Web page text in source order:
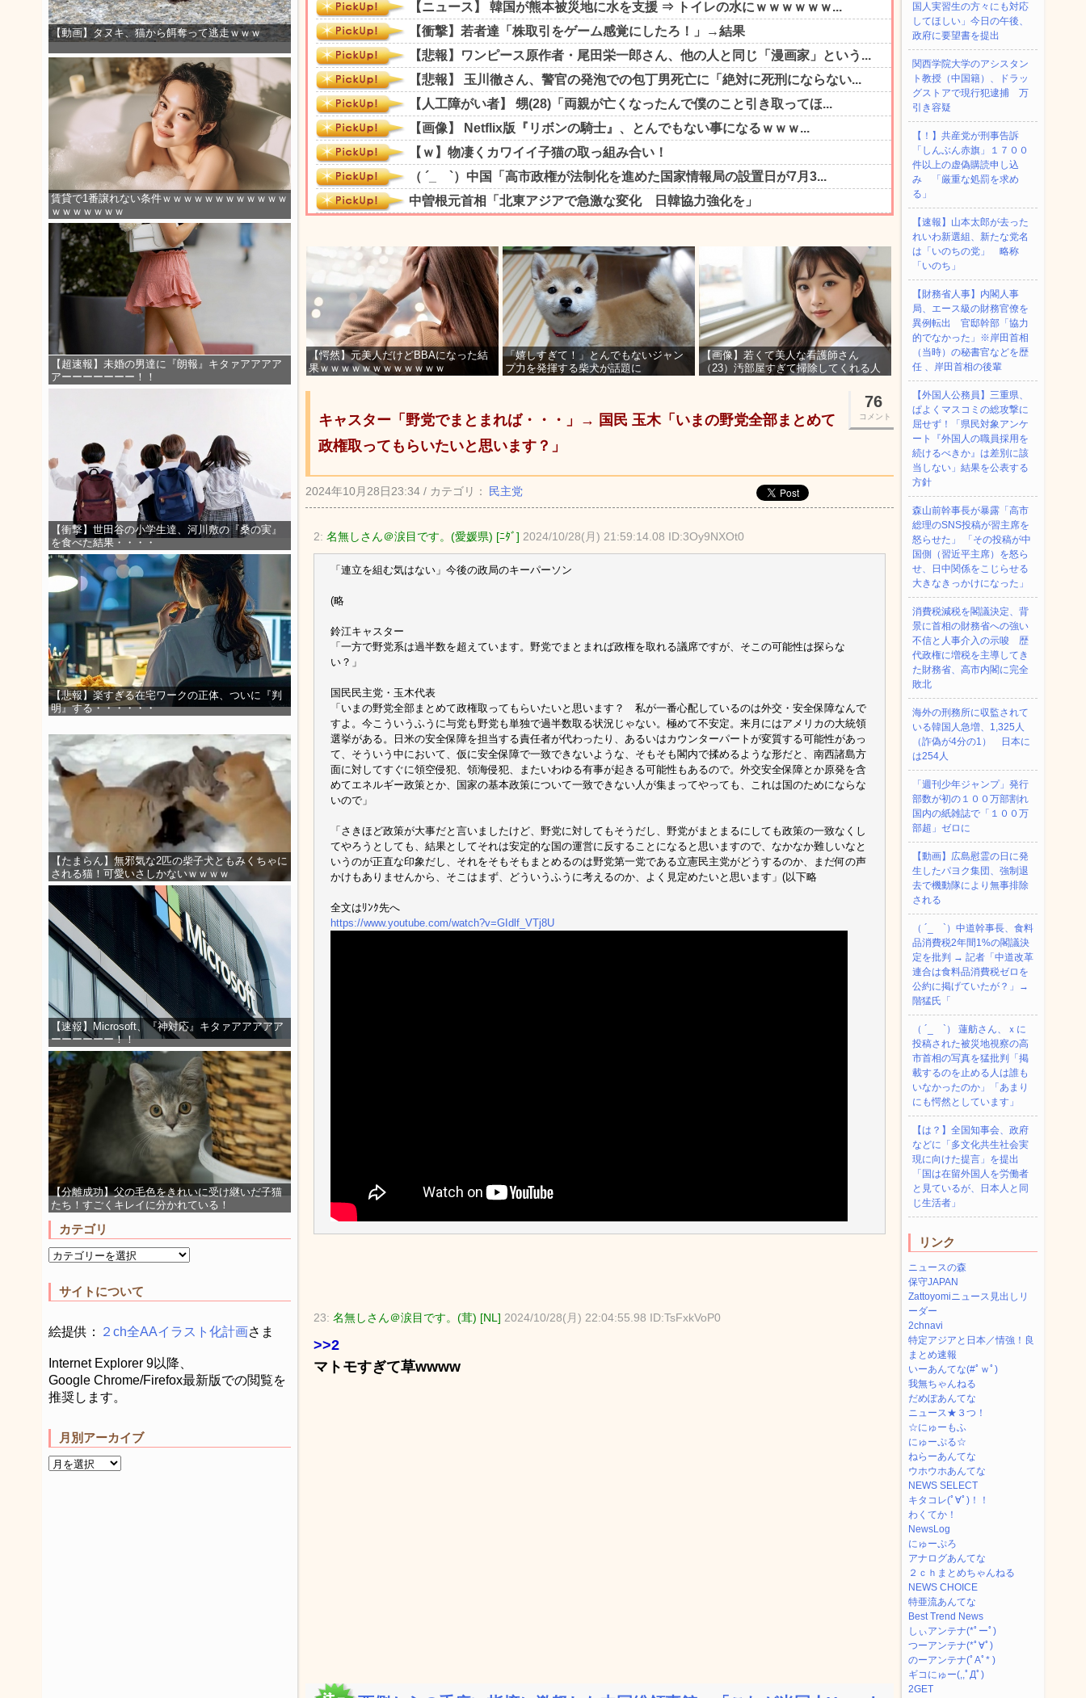
【動画】タヌキ、猫から餌奪って逃走ｗｗｗ
賃貸で1番譲れない条件ｗｗｗｗｗｗｗｗｗｗｗｗ
ｗｗｗｗｗｗｗ
【超速報】未婚の男達に『朗報』キタァアアアア
アーーーーーーー！！
【衝撃】世田谷の小学生達、河川敷の『桑の実』
を食べた結果・・・・
【悲報】楽すぎる在宅ワークの正体、ついに『判
明』する・・・・・・
【たまらん】無邪気な2匹の柴子犬ともみくちゃに
される猫！可愛いさしかないｗｗｗｗ
【速報】Microsoft、『神対応』キタァアアアアア
ーーーーーー！！
【分離成功】父の毛色をきれいに受け継いだ子猫
たち！すごくキレイに分かれている！
カテゴリ
サイトについて
絵提供： ２ch全AAイラスト化計画さま
Internet Explorer 9以降、
Google Chrome/Firefox最新版での閲覧を
推奨します。
月別アーカイブ
【愕然】元美人だけどBBAになった結
果ｗｗｗｗｗｗｗｗｗｗｗｗ
「嬉しすぎて！」とんでもないジャン
プ力を発揮する柴犬が話題に
【画像】若くて美人な看護師さん
（23）汚部屋すぎて掃除してくれる人
76
コメント
キャスター「野党でまとまれば・・・」→ 国民 玉木「いまの野党全部まとめて
政権取ってもらいたいと思います？」
2024年10月28日23:34 / カテゴリ： 民主党
2: 名無しさん＠涙目です。(愛媛県) [ﾆﾀﾞ] 2024/10/28(月) 21:59:14.08 ID:3Oy9NXOt0
「連立を組む気はない」今後の政局のキーパーソン
(略
鈴江キャスター
「一方で野党系は過半数を超えています。野党でまとまれば政権を取れる議席ですが、そこの可能性は探らな
い？」
国民民主党・玉木代表
「いまの野党全部まとめて政権取ってもらいたいと思います？ 私が一番心配しているのは外交・安全保障なんで
すよ。今こういうふうに与党も野党も単独で過半数取る状況じゃない。極めて不安定。来月にはアメリカの大統領
選挙がある。日米の安全保障を担当する責任者が代わったり、あるいはカウンターパートが変質する可能性があっ
て、そういう中において、仮に安全保障で一致できないような、そもそも閣内で揉めるような形だと、南西諸島方
面に対してすぐに領空侵犯、領海侵犯、またいわゆる有事が起きる可能性もあるので。外交安全保障とか原発を含
めてエネルギー政策とか、国家の基本政策について一致できない人が集まってやっても、これは国のためにならな
いので」
「さきほど政策が大事だと言いましたけど、野党に対してもそうだし、野党がまとまるにしても政策の一致なくし
てやろうとしても、結果としてそれは安定的な国の運営に反することになると思いますので、なかなか難しいなと
いうのが正直な印象だし、それをそもそもまとめるのは野党第一党である立憲民主党がどうするのか、まだ何の声
かけもありませんから、そこはまず、どういうふうに考えるのか、よく見定めたいと思います」(以下略
全文はﾘﾝｸ先へ
https://www.youtube.com/watch?v=GIdlf_VTj8U
23: 名無しさん＠涙目です。(茸) [NL] 2024/10/28(月) 22:04:55.98 ID:TsFxkVoP0
>>2
マトモすぎて草wwww
国人実習生の方々にも対応
してほしい」今日の午後、
政府に要望書を提出
関西学院大学のアシスタン
ト教授（中国籍）、ドラッ
グストアで現行犯逮捕 万
引き容疑
【！】共産党が刑事告訴
「しんぶん赤旗」１７００
件以上の虚偽購読申し込
み 「厳重な処罰を求め
る」
【速報】山本太郎が去った
れいわ新選組、新たな党名
は「いのちの党」 略称
「いのち」
【財務省人事】内閣人事
局、エース級の財務官僚を
異例転出 官邸幹部「協力
的でなかった」※岸田首相
（当時）の秘書官などを歴
任 、岸田首相の後輩
【外国人公務員】三重県、
ぱよくマスコミの総攻撃に
屈せず！「県民対象アンケ
ート『外国人の職員採用を
続けるべきか』は差別に該
当しない」結果を公表する
方針
森山前幹事長が暴露「高市
総理のSNS投稿が習主席を
怒らせた」 「その投稿が中
国側（習近平主席）を怒ら
せ、日中関係をこじらせる
大きなきっかけになった」
消費税減税を閣議決定、背
景に首相の財務省への強い
不信と人事介入の示唆 歴
代政権に増税を主導してき
た財務省、高市内閣に完全
敗北
海外の刑務所に収監されて
いる韓国人急増、1,325人
（詐偽が4分の1） 日本に
は254人
「週刊少年ジャンプ」発行
部数が初の１００万部割れ
国内の紙雑誌で「１００万
部超」ゼロに
【動画】広島慰霊の日に発
生したパヨク集団、強制退
去で機動隊により無事排除
される
（ ´_ゝ`）中道幹事長、食料
品消費税2年間1%の閣議決
定を批判 → 記者「中道改革
連合は食料品消費税ゼロを
公約に掲げていたが？」→
階猛氏「
（ ´_ゝ`） 蓮舫さん、ｘに
投稿された被災地視察の高
市首相の写真を猛批判「掲
載するのを止める人は誰も
いなかったのか」「あまり
にも愕然としています」
【は？】全国知事会、政府
などに「多文化共生社会実
現に向けた提言」を提出
「国は在留外国人を労働者
と見ているが、日本人と同
じ生活者」
リンク
ニュースの森
保守JAPAN
Zattoyomiニュース見出しリ
ーダー
2chnavi
特定アジアと日本／情強！良
まとめ速報
いーあんてな(#ﾟｗﾟ)
我無ちゃんねる
だめぽあんてな
ニュース★３つ！
☆にゅーもふ
にゅーぷる☆
ねらーあんてな
ウホウホあんてな
NEWS SELECT
キタコレ(ﾟ∀ﾟ)！！
わくてか！
NewsLog
にゅーぷろ
アナログあんてな
２ｃｈまとめちゃんねる
NEWS CHOICE
特亜流あんてな
Best Trend News
しぃアンテナ(*ﾟーﾟ)
つーアンテナ(*ﾟ∀ﾟ)
のーアンテナ(ﾟAﾟ* )
ギコにゅー(,,ﾟДﾟ)
2GET